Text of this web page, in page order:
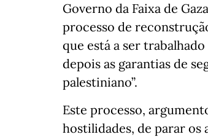
Governo da Faixa de
processo de
que está a ser
depois as garantias de
palestiniano”.
Este processo,
hostilidades, de parar